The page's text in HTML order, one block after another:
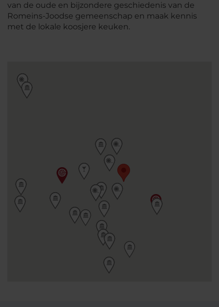
van de oude en bijzondere geschiedenis van de
Romeins-Joodse gemeenschap en maak kennis
met de lokale koosjere keuken.